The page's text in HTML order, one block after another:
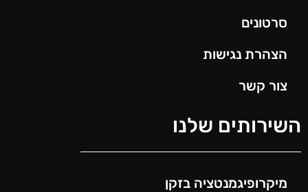
סרטונים
הצהרת נגישות
צור קשר
השירותים שלנו
מיקרופיגמנטציה בזקן